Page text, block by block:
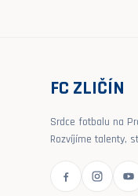
FC ZLIČÍN
Srdce fotbalu na
Rozvíjíme talenty,